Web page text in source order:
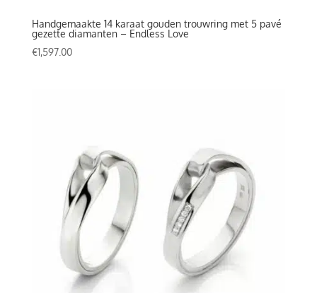
Handgemaakte 14 karaat gouden trouwring met 5 pavé
gezette diamanten – Endless Love
€1,597.00